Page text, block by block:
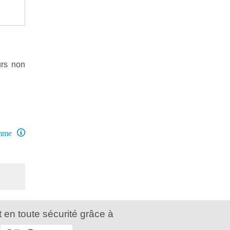
non
en toute sécurité grâce à